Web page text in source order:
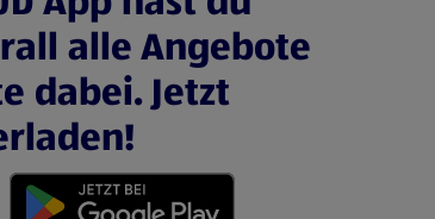
alle Angebote
dabei. Jetzt